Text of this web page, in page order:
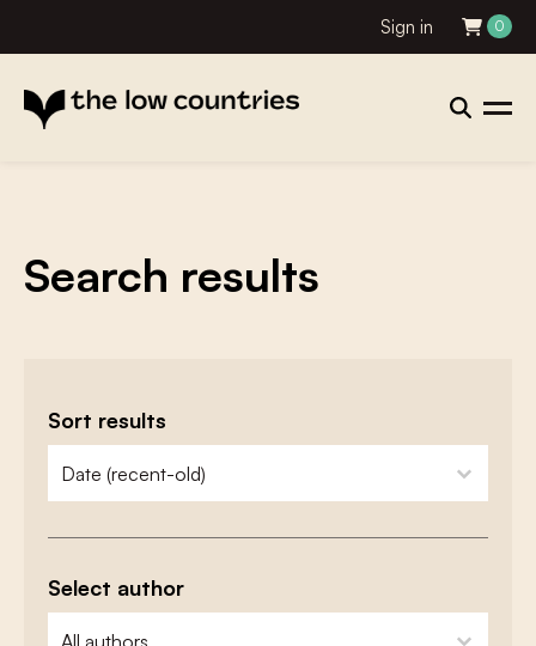
Sign in 0
Search results
Sort results
zoeken - sorteer
sort content
Select author
zoeken - auteurs
select content